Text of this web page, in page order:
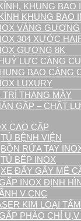
KHUNG BAO
KHUNG BAO
VÀNG GƯƠNG
304 XƯỚC
GƯƠNG 8K
LỰC CÀNG
BAO CÀNG
LUXURY
TRÌ THANG MÁY
GẤP – CHẤT
CAO CẤP
TỦ BỆNH VIỆN
BỒN RỬA TAY
TỦ BẾP INOX
XE ĐẨY GÂY MÊ
INOX ĐỊNH
V CNC
KIM LOẠI TẤM
PHÀO CHỈ U,V